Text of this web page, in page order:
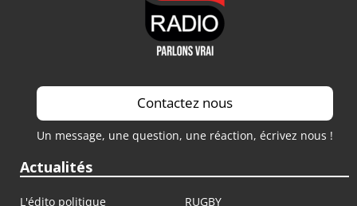
Contactez nous
Un message, une question, une réaction, écrivez nous !
Actualités
L'édito politique
RUGBY